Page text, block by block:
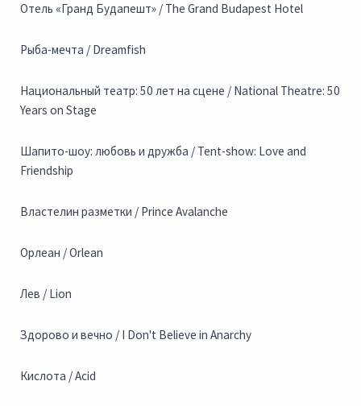
Отель «Гранд Будапешт» / The Grand Budapest Hotel
Рыба-мечта / Dreamfish
Национальный театр: 50 лет на сцене / National Theatre: 50
Years on Stage
Шапито-шоу: любовь и дружба / Tent-show: Love and
Friendship
Властелин разметки / Prince Avalanche
Орлеан / Orlean
Лев / Lion
Здорово и вечно / I Don't Believe in Anarchy
Кислота / Acid